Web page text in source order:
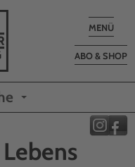
Toggle
MENÜ
ABO & SHOP